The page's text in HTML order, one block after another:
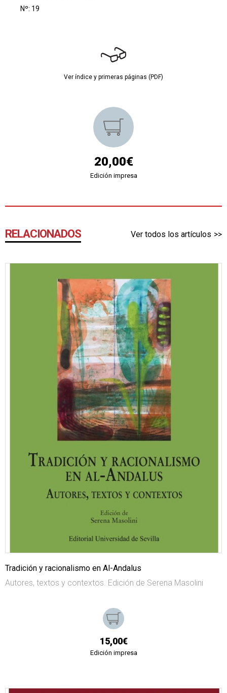
Nº: 19
Ver índice y primeras páginas (PDF)
20,00€
Edición impresa
RELACIONADOS Ver todos los artículos
Tradición y racionalismo en Al-Andalus
Autores, textos y contextos. Edición de Serena Masolini
15,00€
Edición impresa